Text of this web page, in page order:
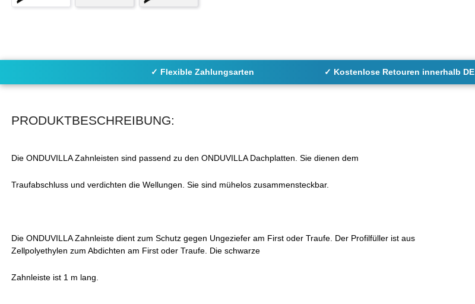
✓ Flexible Zahlungsarten ✓ Kostenlose Retouren innerhalb DE
PRODUKTBESCHREIBUNG:
Die ONDUVILLA Zahnleisten sind passend zu den ONDUVILLA Dachplatten. Sie dienen dem
Traufabschluss und verdichten die Wellungen. Sie sind mühelos zusammensteckbar.
Die ONDUVILLA Zahnleiste dient zum Schutz gegen Ungeziefer am First oder Traufe. Der Profilfüller ist aus
Zellpolyethylen zum Abdichten am First oder Traufe. Die schwarze
Zahnleiste ist 1 m lang.